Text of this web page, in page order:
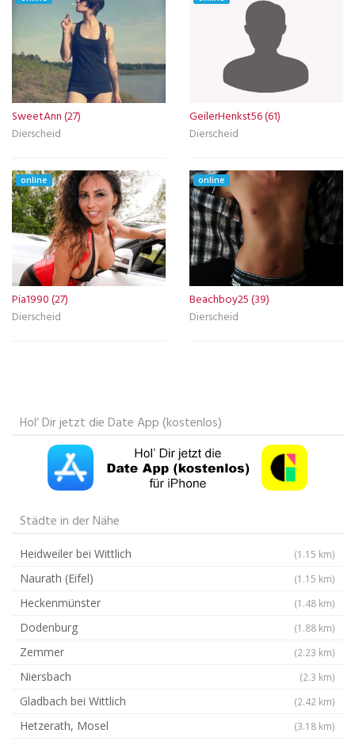
SweetAnn (27)
Dierscheid
GeilerHenkst56 (61)
Dierscheid
online
Pia1990 (27)
Dierscheid
online
Beachboy25 (39)
Dierscheid
Hol‘ Dir jetzt die Date App (kostenlos)
Städte in der Nähe
Heidweiler bei Wittlich (1.15 km)
Naurath (Eifel) (1.15 km)
Heckenmünster (1.48 km)
Dodenburg (1.88 km)
Zemmer (2.23 km)
Niersbach (2.3 km)
Gladbach bei Wittlich (2.42 km)
Hetzerath, Mosel (3.18 km)